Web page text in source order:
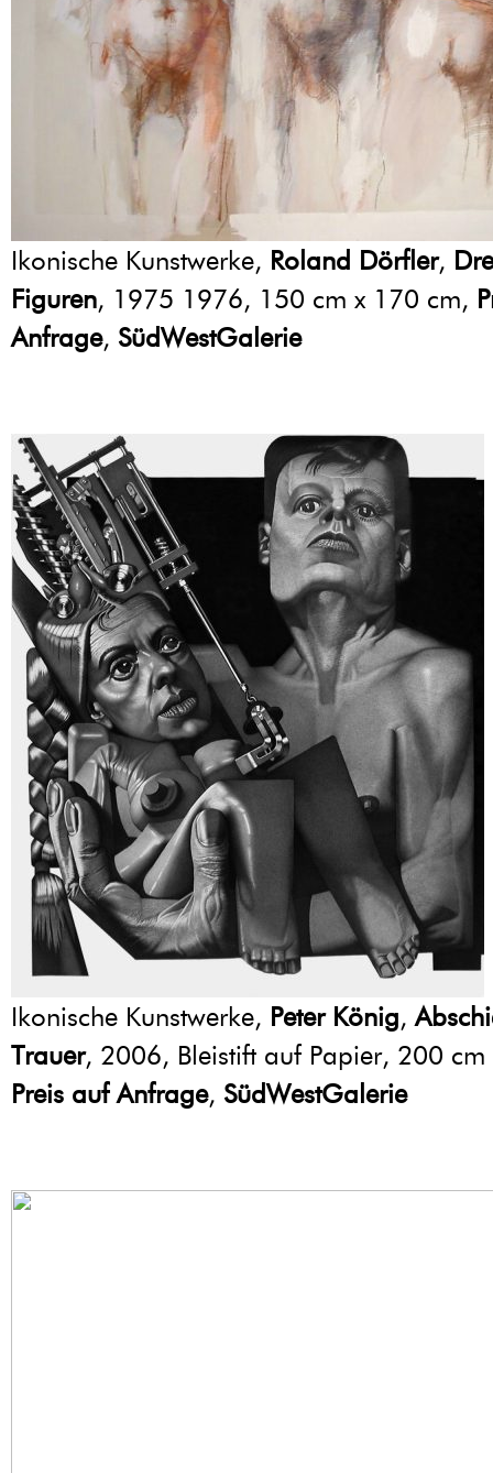
Ikonische Kunstwerke, Roland Dörfler,
Figuren, 1975 1976, 150 cm x 170 cm,
Anfrage, SüdWestGalerie
Ikonische Kunstwerke, Peter König,
Trauer, 2006, Bleistift auf Papier, 200
Preis auf Anfrage, SüdWestGalerie